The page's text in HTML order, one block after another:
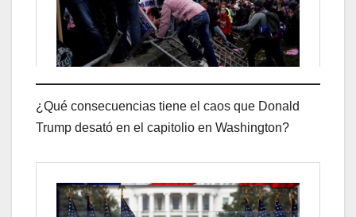
¿Qué consecuencias tiene el caos que Donald
Trump desató en el capitolio en Washington?